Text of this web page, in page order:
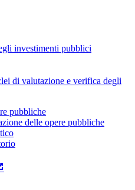
investimenti pubblici
di valutazione e verifica degli
pubbliche
delle opere pubbliche